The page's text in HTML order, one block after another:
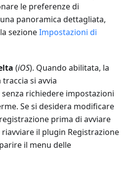
le preferenze di
panoramica dettagliata,
sezioneImpostazioni di
(iOS). Quando abilitata, la
si avvia
richiedere impostazioni
Se si desidera modificare
prima di avviare
il plugin Registrazione
il menu delle